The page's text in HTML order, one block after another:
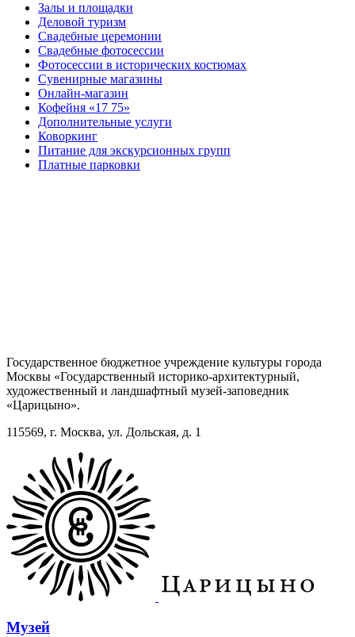
Залы и площадки
Деловой туризм
Свадебные церемонии
Свадебные фотосессии
Фотосессии в исторических костюмах
Сувенирные магазины
Онлайн-магазин
Кофейня «17 75»
Дополнительные услуги
Коворкинг
Питание для экскурсионных групп
Платные парковки
Государственное бюджетное учреждение культуры города
Москвы «Государственный историко-архитектурный,
художественный и ландшафтный музей-заповедник
«Царицыно».
115569, г. Москва, ул. Дольская, д. 1
Музей